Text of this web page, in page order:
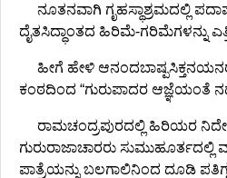
ನೂತನವಾಗಿ ಗೃಹಸ್ಥಾಶ್ರಮದಲ್ಲಿ
ದೈತಸಿದ್ಧಾಂತದ ಹಿರಿಮೆ-ಗರಿಮೆಗಳನ್ನು
ಹೀಗೆ ಹೇಳಿ
ಕಂಠದಿಂದ “ಗುರುಪಾದರ ಆಜ್ಞೆಯಂತೆ
ರಾಮಚಂದ್ರಪುರದಲ್ಲಿ ಹಿರಿಯರ
ಗುರುರಾಜಾಚಾರರು
ಪಾತ್ರೆಯನ್ನು ಬಲಗಾಲಿನಿಂದ ದೂಡಿ